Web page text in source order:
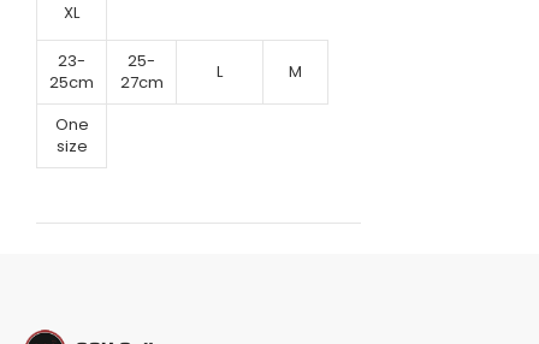
XL
23-
25cm
25-
27cm
L M
One
size